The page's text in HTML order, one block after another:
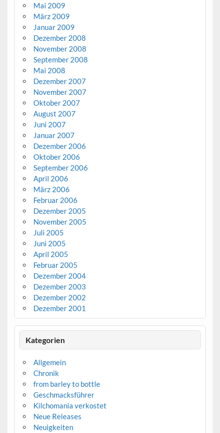
Mai 2009
März 2009
Januar 2009
Dezember 2008
November 2008
September 2008
Mai 2008
Dezember 2007
November 2007
Oktober 2007
August 2007
Juni 2007
Januar 2007
Dezember 2006
Oktober 2006
September 2006
April 2006
März 2006
Februar 2006
Dezember 2005
November 2005
Juli 2005
Juni 2005
April 2005
Februar 2005
Dezember 2004
Dezember 2003
Dezember 2002
Dezember 2001
Kategorien
Allgemein
Chronik
from barley to bottle
Geschmacksführer
Kilchomania verkostet
Neue Releases
Neuigkeiten